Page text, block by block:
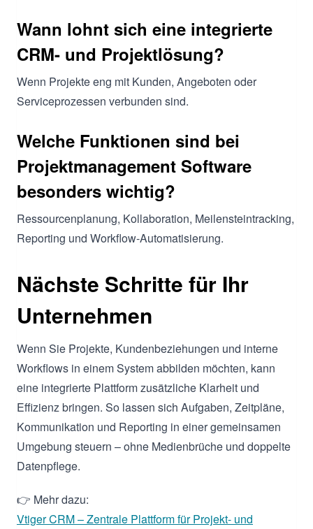
Wann lohnt sich eine integrierte
CRM- und Projektlösung?
Wenn Projekte eng mit Kunden, Angeboten oder
Serviceprozessen verbunden sind.
Welche Funktionen sind bei
Projektmanagement Software
besonders wichtig?
Ressourcenplanung, Kollaboration, Meilensteintracking,
Reporting und Workflow-Automatisierung.
Nächste Schritte für Ihr
Unternehmen
Wenn Sie Projekte, Kundenbeziehungen und interne
Workflows in einem System abbilden möchten, kann
eine integrierte Plattform zusätzliche Klarheit und
Effizienz bringen. So lassen sich Aufgaben, Zeitpläne,
Kommunikation und Reporting in einer gemeinsamen
Umgebung steuern – ohne Medienbrüche und doppelte
Datenpflege.
👉 Mehr dazu:
Vtiger CRM – Zentrale Plattform für Projekt- und